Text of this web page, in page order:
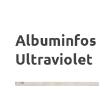
Albuminfos
Ultraviolet